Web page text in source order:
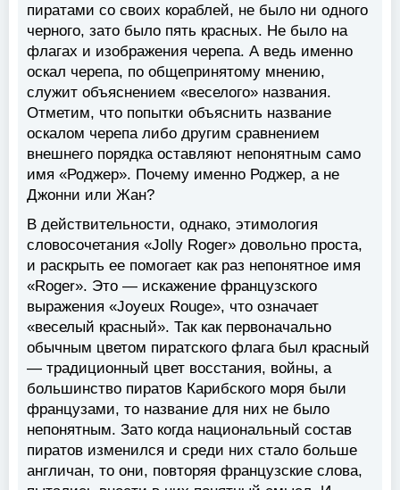
пиратами со своих кораблей, не было ни одного
черного, зато было пять красных. Не было на
флагах и изображения черепа. А ведь именно
оскал черепа, по общепринятому мнению,
служит объяснением «веселого» названия.
Отметим, что попытки объяснить название
оскалом черепа либо другим сравнением
внешнего порядка оставляют непонятным само
имя «Роджер». Почему именно Роджер, а не
Джонни или Жан?
В действительности, однако, этимология
словосочетания «Jolly Roger» довольно проста,
и раскрыть ее помогает как раз непонятное имя
«Roger». Это — искажение французского
выражения «Joyeux Rouge», что означает
«веселый красный». Так как первоначально
обычным цветом пиратского флага был красный
— традиционный цвет восстания, войны, а
большинство пиратов Карибского моря были
французами, то название для них не было
непонятным. Зато когда национальный состав
пиратов изменился и среди них стало больше
англичан, то они, повторяя французские слова,